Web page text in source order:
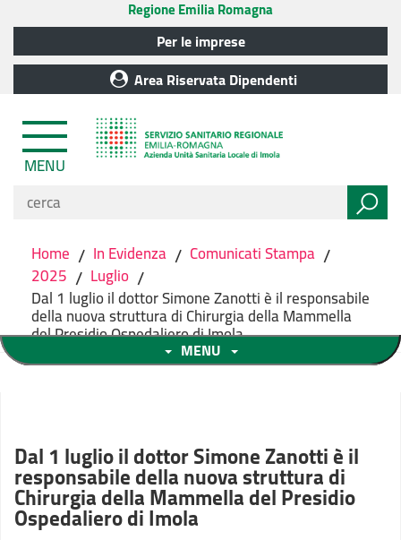
Regione Emilia Romagna
Per le imprese
Area Riservata Dipendenti
MENU
Home / In Evidenza / Comunicati Stampa /
2025 / Luglio /
Dal 1 luglio il dottor Simone Zanotti è il responsabile
della nuova struttura di Chirurgia della Mammella
del Presidio Ospedaliero di Imola
MENU
Dal 1 luglio il dottor Simone Zanotti è il
responsabile della nuova struttura di
Chirurgia della Mammella del Presidio
Ospedaliero di Imola